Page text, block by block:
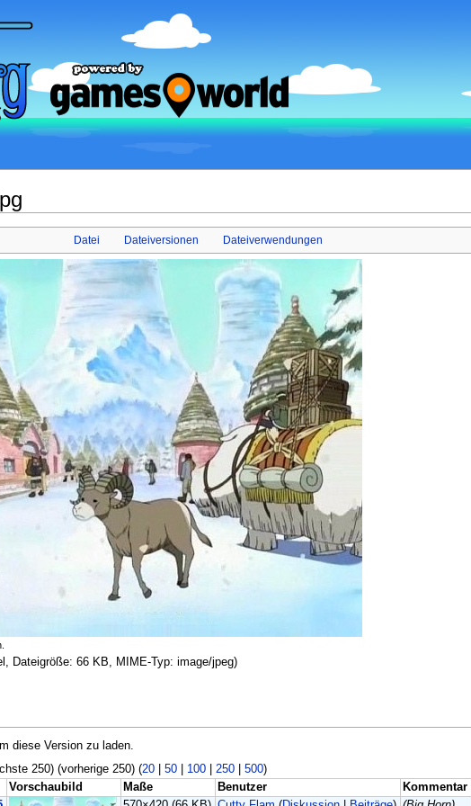
Datei Dateiversionen Dateiverwendungen
Dateigröße: 66 KB, MIME-Typ: image/jpeg)
diese Version zu laden.
250) (vorherige 250) (20| 50| 100| 250| 500)
Vorschaubild Maße Benutzer
Kommentar